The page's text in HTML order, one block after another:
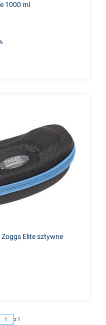
1000 ml
Elite sztywne
z 1